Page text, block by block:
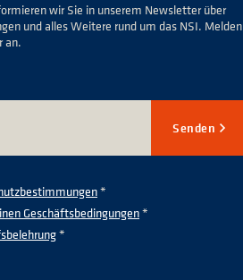
wir Sie in unserem Newsletter über
und alles Weitere rund um das NSI. Melden
an.
Senden
*
Geschäftsbedingungen*
*